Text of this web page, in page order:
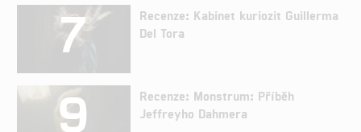
7
Recenze: Kabinet kuriozit Guillerma
Del Tora
9
Recenze: Monstrum: Příběh
Jeffreyho Dahmera